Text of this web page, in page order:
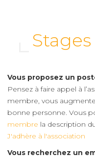
Vous proposez un
Pensez à faire appel à
membre, vous
bonne personne. Vous
membre la description
J'adhère à l'association
Vous recherchez un